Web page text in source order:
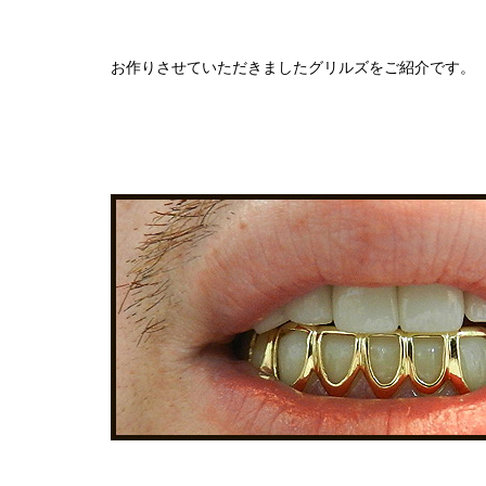
お作りさせていただきましたグリルズをご紹介です。